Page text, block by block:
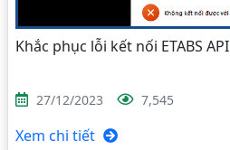
Khắc phục lỗi kết nối ETABS API
27/12/2023 7,545
Xem chi tiết